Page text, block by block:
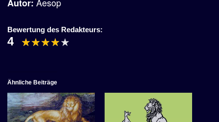
Autor:
Bewertung des Redakteurs:
4
Ähnliche Beiträge